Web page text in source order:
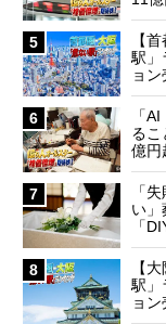
5
【
駅」
ョ
6
「
るこ
億円
7
「
い」
「
に…
8
【
駅」
ョ